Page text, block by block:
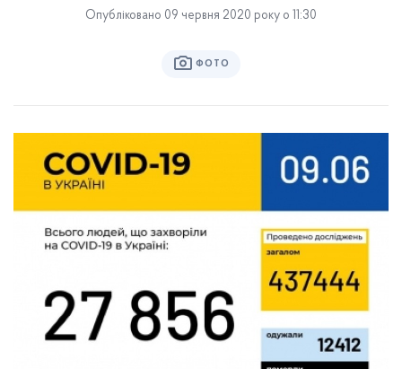
Опубліковано 09 червня 2020 року о 11:30
ФОТО